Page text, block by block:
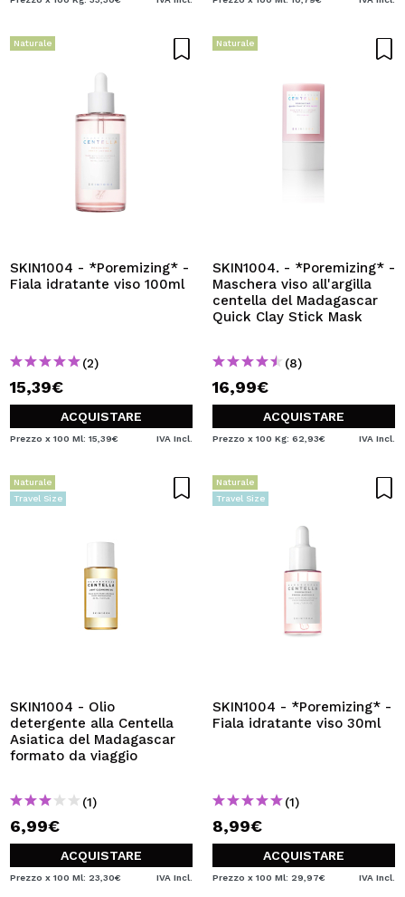
Naturale
SKIN1004 - *Poremizing* -
Fiala idratante viso 100ml
(2)
15,39€
ACQUISTARE
Prezzo x 100 Ml: 15,39€ IVA Incl.
Naturale
SKIN1004. - *Poremizing* -
Maschera viso all'argilla
centella del Madagascar
Quick Clay Stick Mask
(8)
16,99€
ACQUISTARE
Prezzo x 100 Kg: 62,93€ IVA Incl.
Naturale
Travel Size
SKIN1004 - Olio
detergente alla Centella
Asiatica del Madagascar
formato da viaggio
(1)
6,99€
ACQUISTARE
Prezzo x 100 Ml: 23,30€ IVA Incl.
Naturale
Travel Size
SKIN1004 - *Poremizing* -
Fiala idratante viso 30ml
(1)
8,99€
ACQUISTARE
Prezzo x 100 Ml: 29,97€ IVA Incl.